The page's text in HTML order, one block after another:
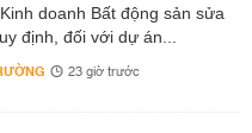
doanh Bất động sản sửa
định, đối với dự án...
23 giờ trước